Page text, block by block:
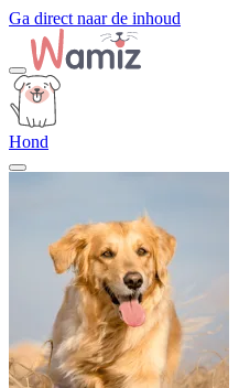
Ga direct naar de inhoud
Hond